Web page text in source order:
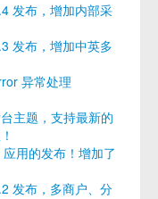
发布，增加内部采
发布，增加中英多
异常处理
主题，支持最新的
用的发布！增加了
发布，多商户、分